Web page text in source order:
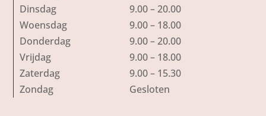
Dinsdag
Woensdag
Donderdag
Vrijdag
Zaterdag
Zondag
9.00 – 20.00
9.00 – 18.00
9.00 – 20.00
9.00 – 18.00
9.00 – 15.30
Gesloten